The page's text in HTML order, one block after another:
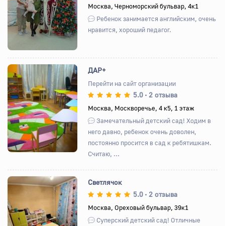
Назад ВпередМосква, Черноморский бульвар, 4к1
Ребенок занимается английским, очень
нравится, хороший педагог.
Назад Вперед
ДАР+
Перейти на сайт организации
5.0 • 2 отзыва
Москва, Москворечье, 4 к5, 1 этаж
Замечательный детский сад! Ходим в
него давно, ребенок очень доволен,
постоянно просится в сад к ребятишкам.
Считаю, ...
Назад Вперед
Светлячок
5.0 • 2 отзыва
Москва, Ореховый бульвар, 39к1
Суперский детский сад! Отличные